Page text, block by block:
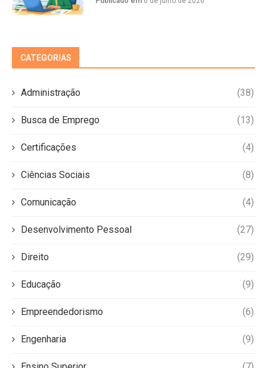
CATEGORIAS
Administração (38)
Busca de Emprego (13)
Certificações (4)
Ciências Sociais (8)
Comunicação (4)
Desenvolvimento Pessoal (27)
Direito (29)
Educação (9)
Empreendedorismo (6)
Engenharia (9)